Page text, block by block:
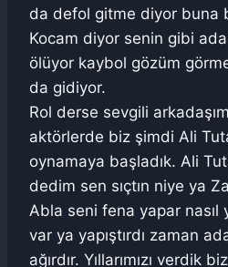
da defol gitme diyor buna
Kocam diyor senin gibi
ölüyor kaybol gözüm
da gidiyor.
Rol derse sevgili
aktörlerde biz şimdi Ali
oynamaya başladık. Ali
dedim sen sıçtın niye ya
Abla seni fena yapar nasıl
var ya yapıştırdı zaman
ağırdır. Yıllarımızı verdik